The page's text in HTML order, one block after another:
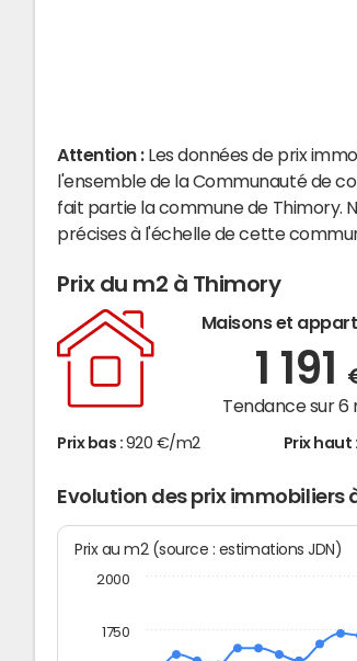
Attention : Les données de prix
l'ensemble de la Communauté de
fait partie la commune de Thimory.
précises à l'échelle de cette
Prix du m2 à Thimory
Maisons et
1 191
Tendance sur 6
Prix bas : 920 €/m2 Prix haut :
Evolution des prix immobiliers
Prix au m2 (source : estimations JDN)
1750
2000